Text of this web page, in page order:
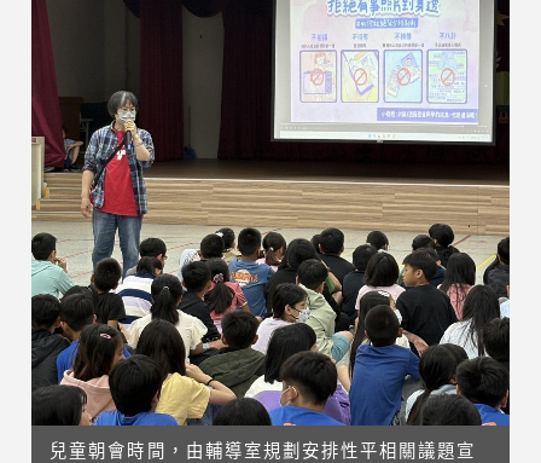
兒童朝會時間，由輔導室規劃安排性平相關議題宣